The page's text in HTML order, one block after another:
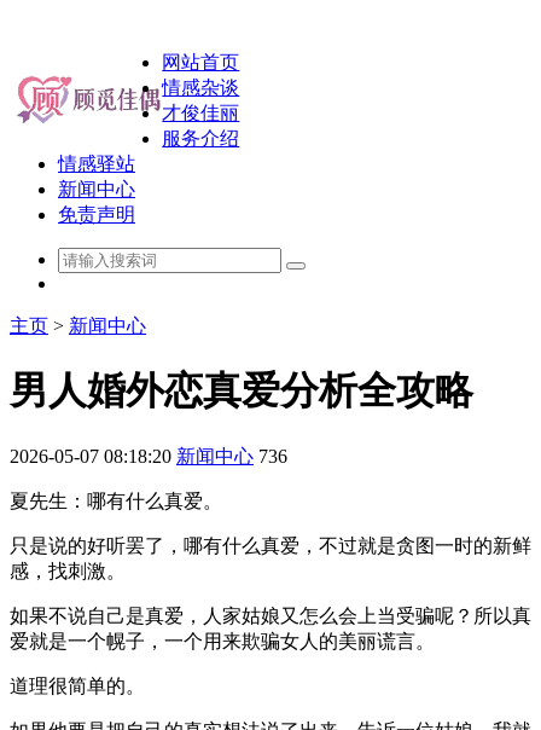
网站首页
情感杂谈
才俊佳丽
服务介绍
情感驿站
新闻中心
免责声明
主页 > 新闻中心
男人婚外恋真爱分析全攻略
2026-05-07 08:18:20 新闻中心 736
夏先生：哪有什么真爱。
只是说的好听罢了，哪有什么真爱，不过就是贪图一时的新鲜
感，找刺激。
如果不说自己是真爱，人家姑娘又怎么会上当受骗呢？所以真
爱就是一个幌子，一个用来欺骗女人的美丽谎言。
道理很简单的。